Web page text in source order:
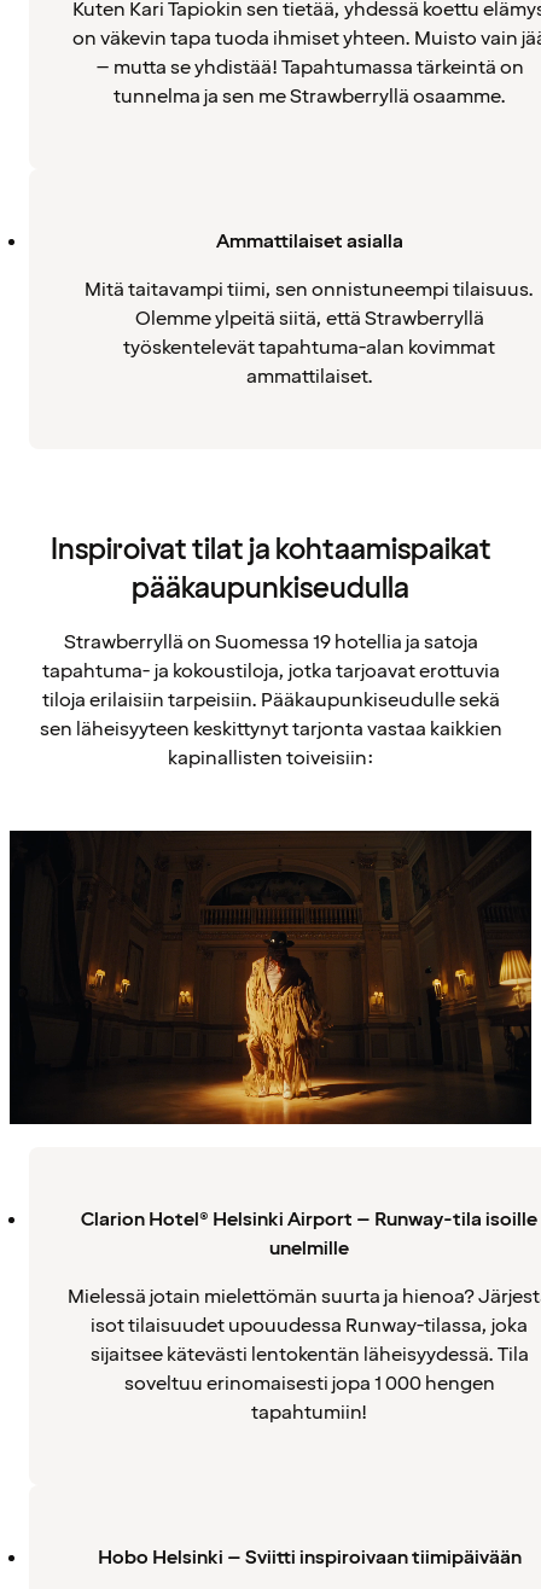
Kuten Kari Tapiokin sen tietää, yhdessä koettu
on väkevin tapa tuoda ihmiset yhteen. Muisto vain
– mutta se yhdistää! Tapahtumassa tärkeintä on
tunnelma ja sen me Strawberryllä osaamme.
Ammattilaiset asialla
Mitä taitavampi tiimi, sen onnistuneempi tilaisuus.
Olemme ylpeitä siitä, että Strawberryllä
työskentelevät tapahtuma-alan kovimmat
ammattilaiset.
Inspiroivat tilat ja kohtaamispaikat
pääkaupunkiseudulla
Strawberryllä on Suomessa 19 hotellia ja satoja
tapahtuma- ja kokoustiloja, jotka tarjoavat erottuvia
tiloja erilaisiin tarpeisiin. Pääkaupunkiseudulle sekä
sen läheisyyteen keskittynyt tarjonta vastaa kaikkien
kapinallisten toiveisiin:
Clarion Hotel® Helsinki Airport – Runway-tila isoille
unelmille
Mielessä jotain mielettömän suurta ja hienoa?
isot tilaisuudet upouudessa Runway-tilassa, joka
sijaitsee kätevästi lentokentän läheisyydessä. Tila
soveltuu erinomaisesti jopa 1 000 hengen
tapahtumiin!
Hobo Helsinki – Sviitti inspiroivaan tiimipäivään